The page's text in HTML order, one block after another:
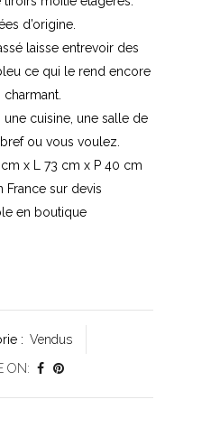
d’origine.
laisse entrevoir des
ce qui le rend encore
charmant.
une cuisine, une salle de
ou vous voulez.
x L 73 cm x P 40 cm
France sur devis
en boutique
: Vendus
ON: